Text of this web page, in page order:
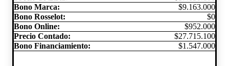
Bono Marca:
$9.163.000
Bono Rosselot:
$0
Bono Online:
$952.000
Precio Contado:
$27.715.100
Bono Financiamiento:
$1.547.000